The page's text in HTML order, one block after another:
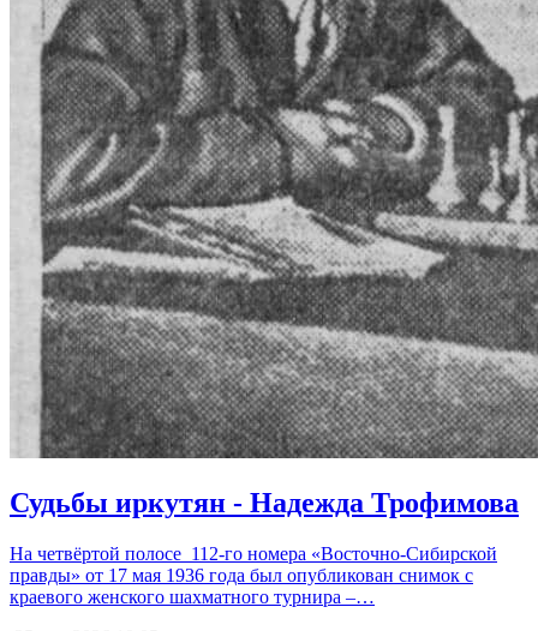
Судьбы иркутян - Надежда Трофимова
На четвёртой полосе 112-го номера «Восточно-Сибирской
правды» от 17 мая 1936 года был опубликован снимок с
краевого женского шахматного турнира –…